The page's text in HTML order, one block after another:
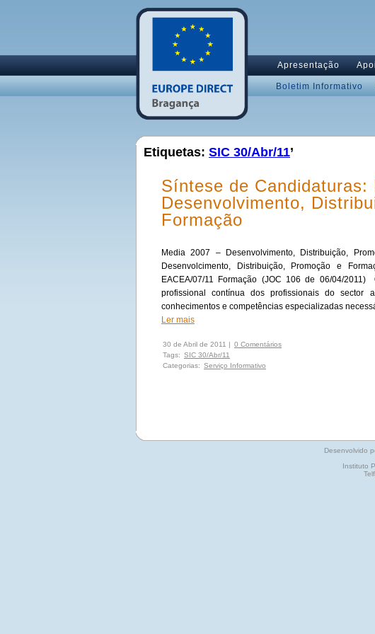
Apresentação
Boletim Informativo
Etiquetas: SIC 30/Abr/11’
Síntese de Candidaturas:
Desenvolvimento,
Formação
Media 2007 – Desenvolvimento, Distribuição,
Desenvolcimento, Distribuição, Promoção e
EACEA/07/11 Formação (JOC 106 de 06/04/
profissional contínua dos profissionais do sector
conhecimentos e competências especializadas
Ler mais
30 de Abril de 2011 | 0 Comentários
Tags: SIC 30/Abr/11
Categorias: Serviço Informativo
Desenvolvido
Instituto